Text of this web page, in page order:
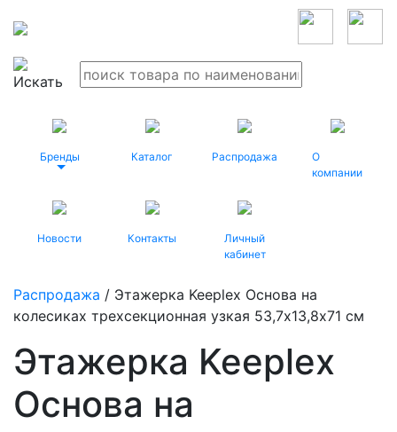
Бренды Каталог Распродажа
О
компании
Новости Контакты
Личный
кабинет
Распродажа / Этажерка Keeplex Основа на
колесиках трехсекционная узкая 53,7х13,8х71 см
Этажерка Keeplex
Основа на